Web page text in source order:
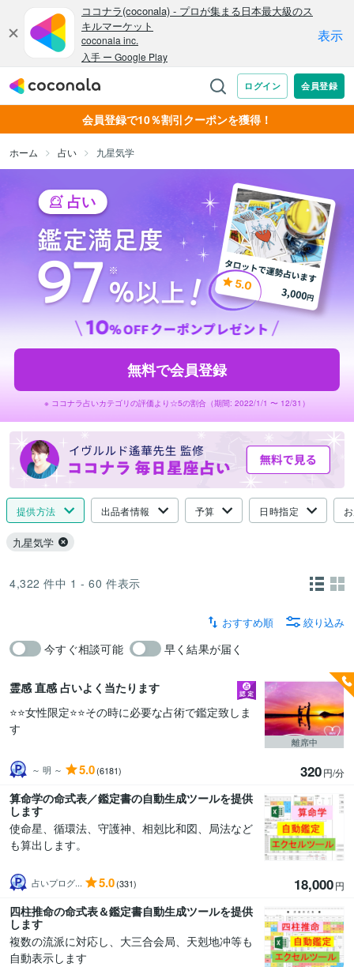
会員登録で10％割引クーポンを獲得！
ホーム 占い 九星気学
占い
無料で会員登録
※ ココナラ占いカテゴリの評価より☆5の割合（期間: 2022/1/1 〜 12/31）
提供方法 出品者情報 予算 日時指定
九星気学
4,322 件中 1 - 60 件表示
今すぐ相談可能 早く結果が届く
おすすめ順 絞り込み
霊感 直感 占いよく当たります
⭐️⭐️女性限定⭐️⭐️その時に必要な占術で鑑定致しま
す
～ 明 ～ 5.0(6181) 320円/分
離席中
算命学の命式表／鑑定書の自動生成ツールを提供
します
使命星、循環法、守護神、相剋比和図、局法など
も算出します。
占いプログ... 5.0(331) 18,000円
四柱推命の命式表＆鑑定書自動生成ツールを提供
します
複数の流派に対応し、大三合会局、天剋地冲等も
自動表示します